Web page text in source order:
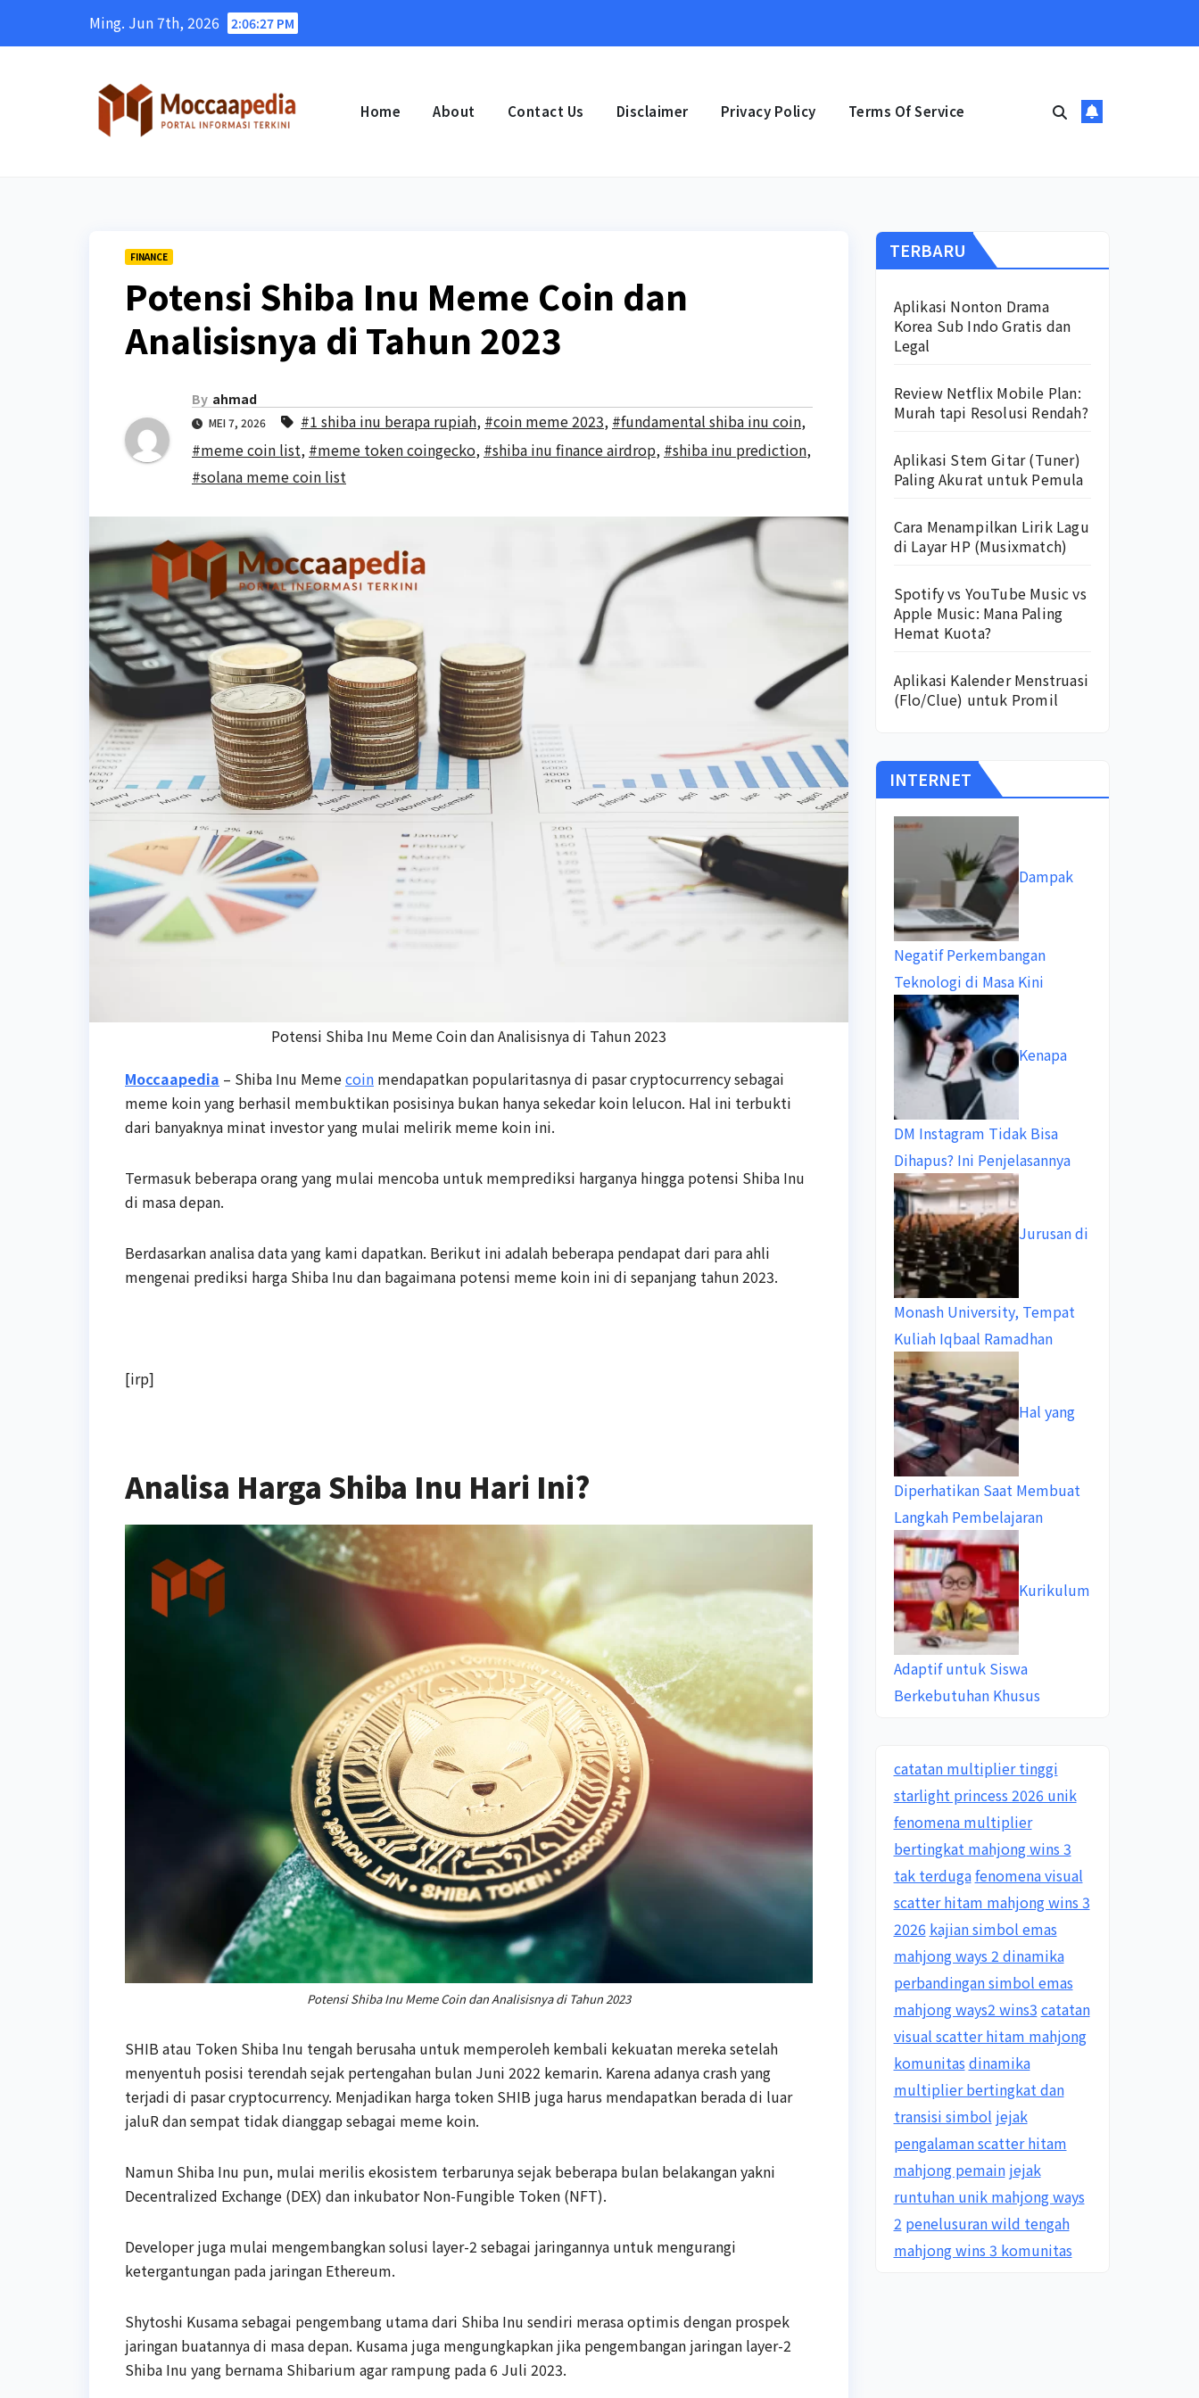
Ming. Jun 7th, 2026 2:06:28 PM
Home About Contact Us Disclaimer Privacy Policy Terms Of Service
FINANCE
Potensi Shiba Inu Meme Coin dan
Analisisnya di Tahun 2023
By ahmad
MEI 7, 2026 #1 shiba inu berapa rupiah, #coin meme 2023, #fundamental shiba inu coin,
#meme coin list, #meme token coingecko, #shiba inu finance airdrop, #shiba inu prediction,
#solana meme coin list
Potensi Shiba Inu Meme Coin dan Analisisnya di Tahun 2023
Moccaapedia – Shiba Inu Memecoin mendapatkan popularitasnya di pasar cryptocurrency sebagai
meme koin yang berhasil membuktikan posisinya bukan hanya sekedar koin lelucon. Hal ini terbukti
dari banyaknya minat investor yang mulai melirik meme koin ini.
Termasuk beberapa orang yang mulai mencoba untuk memprediksi harganya hingga potensi Shiba Inu
di masa depan.
Berdasarkan analisa data yang kami dapatkan. Berikut ini adalah beberapa pendapat dari para ahli
mengenai prediksi harga Shiba Inu dan bagaimana potensi meme koin ini di sepanjang tahun 2023.
[irp]
Analisa Harga Shiba Inu Hari Ini?
Potensi Shiba Inu Meme Coin dan Analisisnya di Tahun 2023
SHIB atau Token Shiba Inu tengah berusaha untuk memperoleh kembali kekuatan mereka setelah
menyentuh posisi terendah sejak pertengahan bulan Juni 2022 kemarin. Karena adanya crash yang
terjadi di pasar cryptocurrency. Menjadikan harga token SHIB juga harus mendapatkan berada di luar
jaluR dan sempat tidak dianggap sebagai meme koin.
Namun Shiba Inu pun, mulai merilis ekosistem terbarunya sejak beberapa bulan belakangan yakni
Decentralized Exchange (DEX) dan inkubator Non-Fungible Token (NFT).
Developer juga mulai mengembangkan solusi layer-2 sebagai jaringannya untuk mengurangi
ketergantungan pada jaringan Ethereum.
Shytoshi Kusama sebagai pengembang utama dari Shiba Inu sendiri merasa optimis dengan prospek
jaringan buatannya di masa depan. Kusama juga mengungkapkan jika pengembangan jaringan layer-2
Shiba Inu yang bernama Shibarium agar rampung pada 6 Juli 2023.
TERBARU
Aplikasi Nonton Drama
Korea Sub Indo Gratis dan
Legal
Review Netflix Mobile Plan:
Murah tapi Resolusi Rendah?
Aplikasi Stem Gitar (Tuner)
Paling Akurat untuk Pemula
Cara Menampilkan Lirik Lagu
di Layar HP (Musixmatch)
Spotify vs YouTube Music vs
Apple Music: Mana Paling
Hemat Kuota?
Aplikasi Kalender Menstruasi
(Flo/Clue) untuk Promil
INTERNET
Dampak
Negatif Perkembangan
Teknologi di Masa Kini
Kenapa
DM Instagram Tidak Bisa
Dihapus? Ini Penjelasannya
Jurusan di
Monash University, Tempat
Kuliah Iqbaal Ramadhan
Hal yang
Diperhatikan Saat Membuat
Langkah Pembelajaran
Kurikulum
Adaptif untuk Siswa
Berkebutuhan Khusus
catatan multiplier tinggi
starlight princess 2026 unik
fenomena multiplier
bertingkat mahjong wins 3
tak terdugafenomena visual
scatter hitam mahjong wins 3
2026 kajian simbol emas
mahjong ways 2 dinamika
perbandingan simbol emas
mahjong ways2 wins3 catatan
visual scatter hitam mahjong
komunitas dinamika
multiplier bertingkat dan
transisi simbol jejak
pengalaman scatter hitam
mahjong pemain jejak
runtuhan unik mahjong ways
2 penelusuran wild tengah
mahjong wins 3 komunitas